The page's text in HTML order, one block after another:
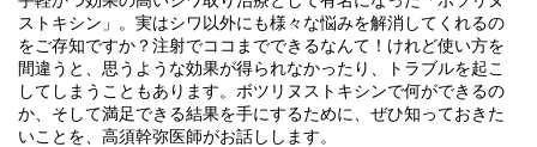
ストキシン」。実はシワ以外にも様々な悩みを解消してくれるの
をご存知ですか？注射でココまでできるなんて！けれど使い方を
間違うと、思うような効果が得られなかったり、トラブルを起こ
してしまうこともあります。ボツリヌストキシンで何ができるの
か、そして満足できる結果を手にするために、ぜひ知っておきた
いことを、高須幹弥医師がお話しします。